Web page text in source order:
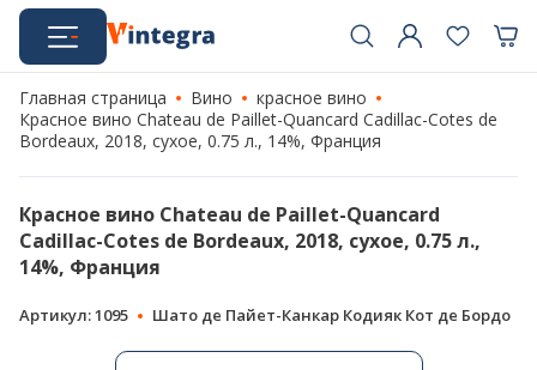
Главная страница Вино
красное вино
Красное вино Chateau de Paillet-Quancard Cadillac-Cotes de
Bordeaux, 2018, сухое, 0.75 л., 14%, Франция
Красное вино Chateau de Paillet-Quancard
Cadillac-Cotes de Bordeaux, 2018, сухое, 0.75 л.,
14%, Франция
Артикул: 1095 Шато де Пайет-Канкар Кодияк Кот де Бордо